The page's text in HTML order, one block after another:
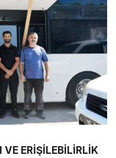
ERİŞİLEBİLİRLİK